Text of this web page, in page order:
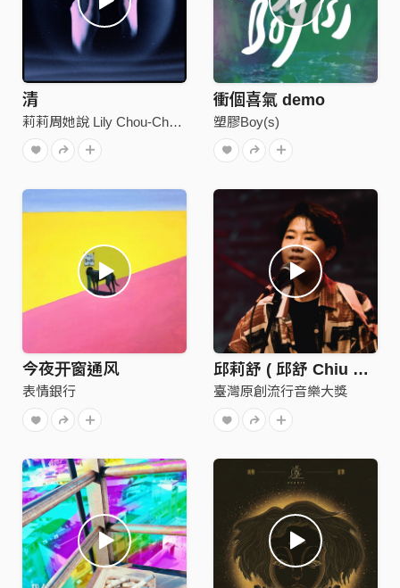
清
莉莉周她說 Lily Chou-Chou Lied
衝個喜氣 demo
塑膠Boy(s)
今夜开窗通风
表情銀行
邱莉舒 ( 邱舒 Chiu Shu) / 28+1 Twenty-nine
臺灣原創流行音樂大獎